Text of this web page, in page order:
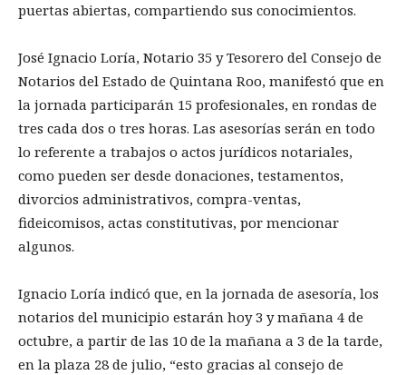
puertas abiertas, compartiendo sus conocimientos.
José Ignacio Loría, Notario 35 y Tesorero del Consejo de
Notarios del Estado de Quintana Roo, manifestó que en
la jornada participarán 15 profesionales, en rondas de
tres cada dos o tres horas. Las asesorías serán en todo
lo referente a trabajos o actos jurídicos notariales,
como pueden ser desde donaciones, testamentos,
divorcios administrativos, compra-ventas,
fideicomisos, actas constitutivas, por mencionar
algunos.
Ignacio Loría indicó que, en la jornada de asesoría, los
notarios del municipio estarán hoy 3 y mañana 4 de
octubre, a partir de las 10 de la mañana a 3 de la tarde,
en la plaza 28 de julio, “esto gracias al consejo de